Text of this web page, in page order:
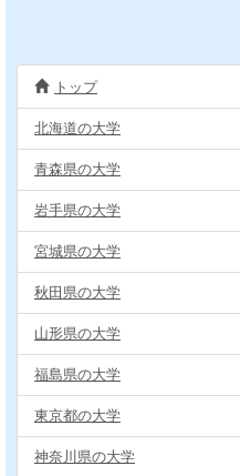
トップ
北海道の大学
青森県の大学
岩手県の大学
宮城県の大学
秋田県の大学
山形県の大学
福島県の大学
東京都の大学
神奈川県の大学